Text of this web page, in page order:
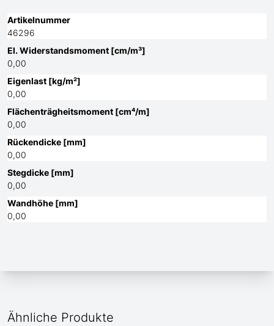
Artikelnummer
46296
El. Widerstandsmoment [cm/m³]
0,00
Eigenlast [kg/m²]
0,00
Flächenträgheitsmoment [cm⁴/m]
0,00
Rückendicke [mm]
0,00
Stegdicke [mm]
0,00
Wandhöhe [mm]
0,00
Ähnliche Produkte